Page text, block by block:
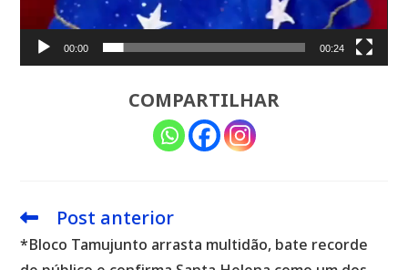
00:00 00:24
COMPARTILHAR
Leia
artigos
Post anterior
*Bloco Tamujunto arrasta multidão, bate recorde